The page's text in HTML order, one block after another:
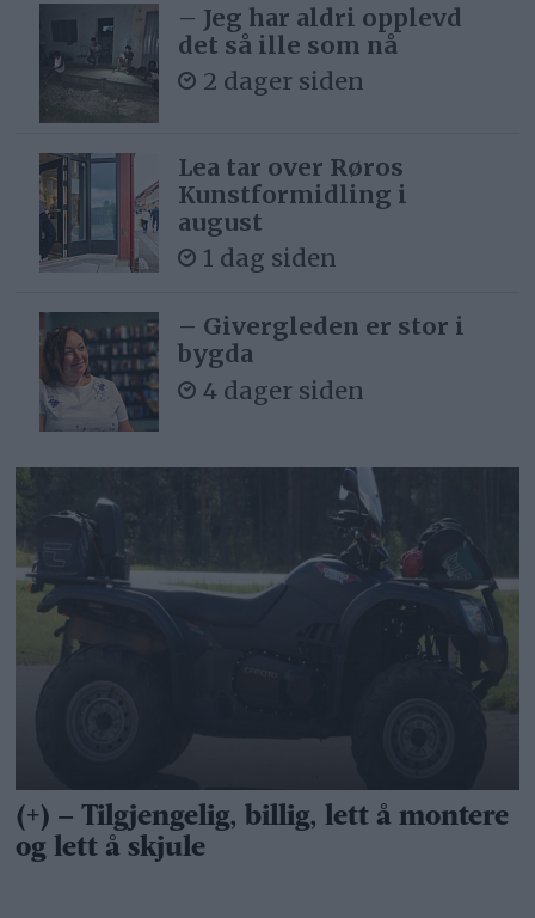
– Jeg har aldri opplevd
det så ille som nå
2 dager siden
Lea tar over Røros
Kunstformidling i
august
1 dag siden
– Givergleden er stor i
bygda
4 dager siden